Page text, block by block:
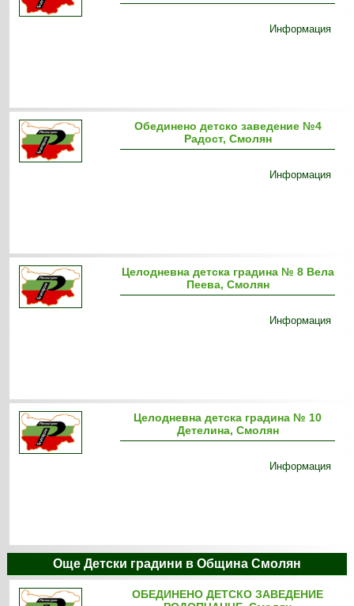
Информация
Обединено детско заведение №4
Радост, Смолян
Информация
Целодневна детска градина № 8 Вела
Пеева, Смолян
Информация
Целодневна детска градина № 10
Детелина, Смолян
Информация
Още Детски градини в Община Смолян
ОБЕДИНЕНО ДЕТСКО ЗАВЕДЕНИЕ